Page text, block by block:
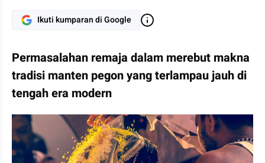
Ikuti kumparan di Google
Permasalahan remaja dalam merebut makna
tradisi manten pegon yang terlampau jauh di
tengah era modern